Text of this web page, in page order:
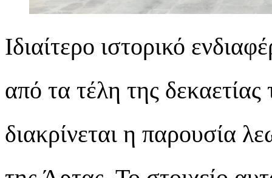
Ιδιαίτερο ιστορικό
από τα τέλη της
διακρίνεται η παρουσία